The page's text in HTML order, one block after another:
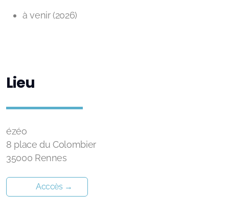
à venir (2026)
Lieu
ézéo
8 place du Colombier
35000 Rennes
Acccès →